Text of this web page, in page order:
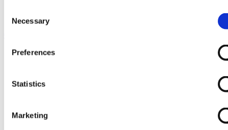
Selection
Necessary
Preferences
Statistics
Marketing
Rubbermembraamkleppen DeLaval 917-345-01